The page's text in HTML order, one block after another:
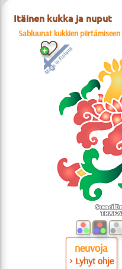
Itäinen kukka ja nuput
Sabluunat kukkien piirtämiseen
neuvoja
> Lyhyt ohje